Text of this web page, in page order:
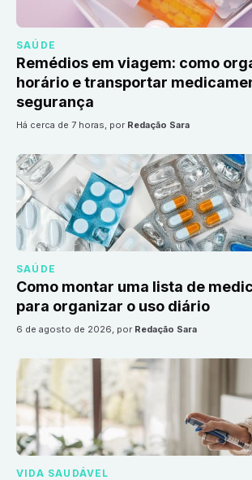
SAÚDE
Remédios em viagem: como
horário e transportar
segurança
há cerca de 7 horas, por Redação Sara
SAÚDE
Como montar uma lista de
para organizar o uso diário
6 de agosto de 2026, por Redação Sara
VIDA SAUDÁVEL